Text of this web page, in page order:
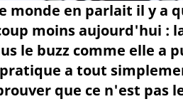
monde en parlait il y a
moins aujourd'hui :
le buzz comme elle a
a tout
que ce n'est pas